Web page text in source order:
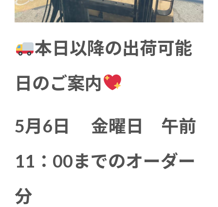
本日以降の出荷可能
日のご案内
5月6日 金曜日 午前
11：00までのオーダー
分